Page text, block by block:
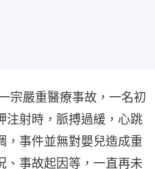
宗嚴重醫療事故，一名初
注射時，脈搏過緩，心跳
，事件並無對嬰兒造成重
、事故起因等，一直再未